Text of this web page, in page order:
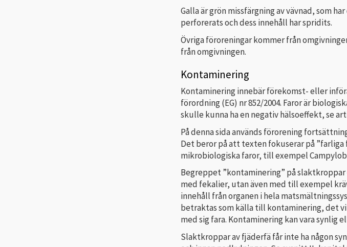
Galla är grön missfärgning av vävnad, som
perforerats och dess innehåll har spridits.
Övriga föroreningar kommer från
från omgivningen.
Kontaminering
Kontaminering innebär förekomst- eller
förordning (EG) nr 852/2004. Faror är
skulle kunna ha en negativ hälsoeffekt, se
På denna sida används förorening
Det beror på att texten fokuserar på ”farliga
mikrobiologiska faror, till exempel
Begreppet ”kontaminering” på
med fekalier, utan även med till exempel
innehåll från organen i hela
betraktas som källa till kontaminering, det
med sig fara. Kontaminering kan vara synlig
Slaktkroppar av fjäderfä får inte ha någon